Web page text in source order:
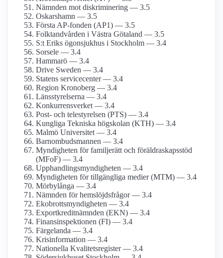
Nämnden mot diskriminering — 3.5
Oskarshamn — 3.5
Första AP-fonden (AP1) — 3.5
Folktandvården i Västra Götaland — 3.5
S:t Eriks ögonsjukhus i Stockholm — 3.4
Sorsele — 3.4
Hammarö — 3.4
Drive Sweden — 3.4
Statens servicecenter — 3.4
Region Kronoberg — 3.4
Länsstyrelserna — 3.4
Konkurrensverket — 3.4
Post- och telestyrelsen (PTS) — 3.4
Kungliga Tekniska högskolan (KTH) — 3.4
Malmö Universitet — 3.4
Barnombudsmannen — 3.4
Myndigheten för familjerätt och föräldraskapsstöd
(MFoF) — 3.4
Upphandlingsmyndigheten — 3.4
Myndigheten för tillgängliga medier (MTM) — 3.4
Mörbylånga — 3.4
Nämnden för hemslöjdsfrågor — 3.4
Ekobrottsmyndigheten — 3.4
Exportkreditnämnden (EKN) — 3.4
Finansinspektionen (FI) — 3.4
Färgelanda — 3.4
Krisinformation — 3.4
Nationella Kvalitetsregister — 3.4